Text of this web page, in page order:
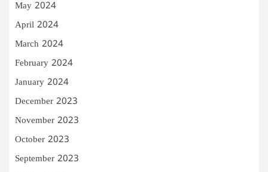
May 2024
April 2024
March 2024
February 2024
January 2024
December 2023
November 2023
October 2023
September 2023